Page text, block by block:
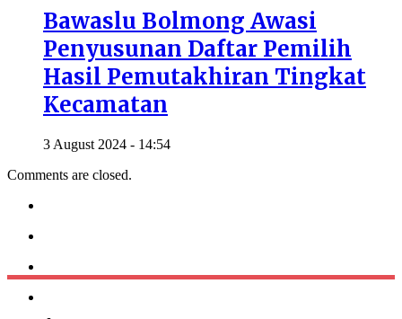
Bawaslu Bolmong Awasi
Penyusunan Daftar Pemilih
Hasil Pemutakhiran Tingkat
Kecamatan
3 August 2024 - 14:54
Comments are closed.